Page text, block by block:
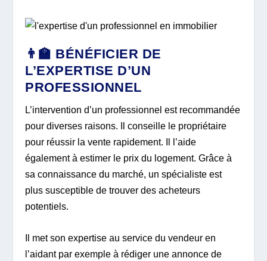
👨‍🏫 BÉNÉFICIER DE
L’EXPERTISE D’UN
PROFESSIONNEL
L’intervention d’un professionnel est recommandée
pour diverses raisons. Il conseille le propriétaire
pour réussir la vente rapidement. Il l’aide
également à estimer le prix du logement. Grâce à
sa connaissance du marché, un spécialiste est
plus susceptible de trouver des acheteurs
potentiels.
Il met son expertise au service du vendeur en
l’aidant par exemple à rédiger une annonce de